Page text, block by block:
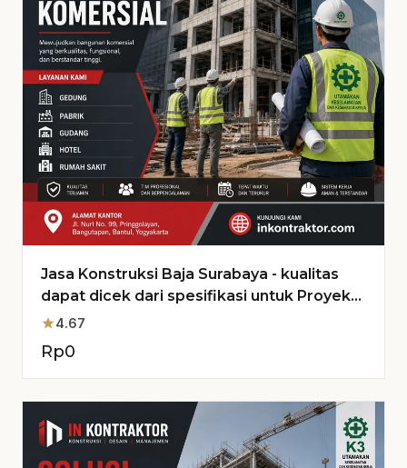
Jasa Konstruksi Baja Surabaya - kualitas
dapat dicek dari spesifikasi untuk Proyek
Anda
star4.67
Rp0